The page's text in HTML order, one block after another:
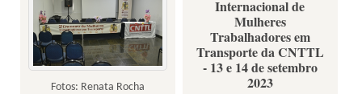
Fotos: Renata Rocha
Internacional de
Mulheres
Trabalhadores em
Transporte da CNTTL
- 13 e 14 de setembro
2023